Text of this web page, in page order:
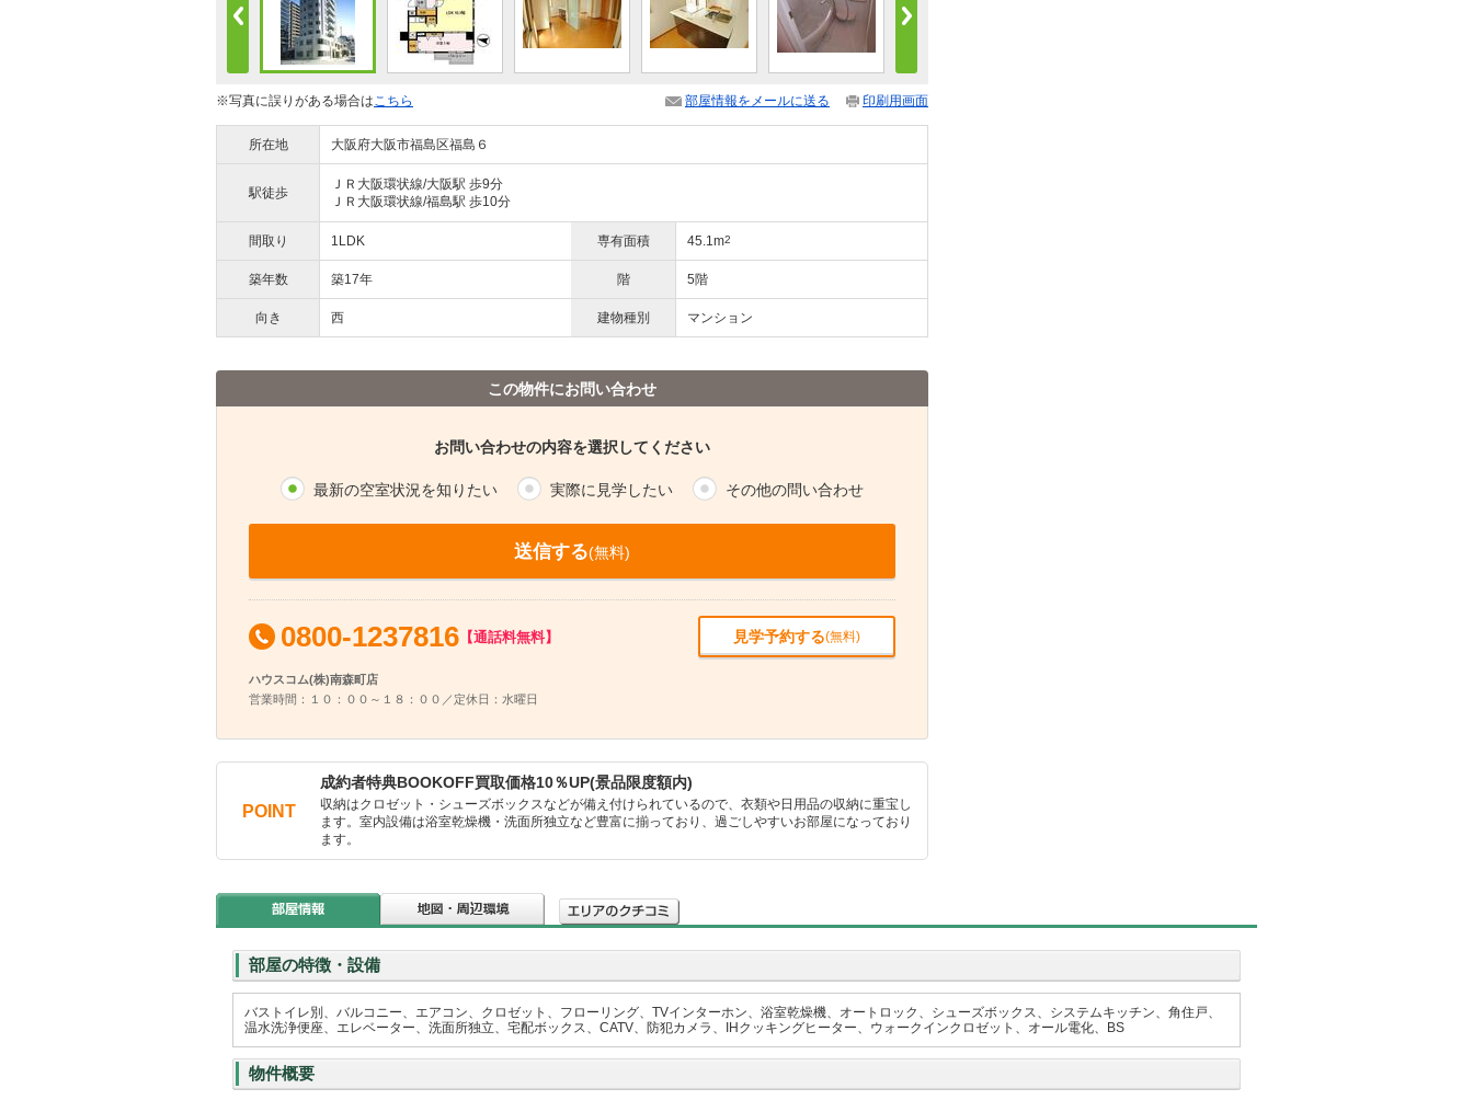
※写真に誤りがある場合はこちら 部屋情報をメールに送る 印刷用画面
所在地 大阪府大阪市福島区福島６
駅徒歩
ＪＲ大阪環状線/大阪駅 歩9分
ＪＲ大阪環状線/福島駅 歩10分
間取り 1LDK 専有面積 45.1m2
築年数 築17年 階 5階
向き 西 建物種別 マンション
この物件にお問い合わせ
お問い合わせの内容を選択してください
最新の空室状況を知りたい 実際に見学したい その他の問い合わせ
送信する(無料)
0800-1237816 【通話料無料】 見学予約する(無料)
ハウスコム(株)南森町店
営業時間：１０：００～１８：００／定休日：水曜日
POINT
成約者特典BOOKOFF買取価格10％UP(景品限度額内)
収納はクロゼット・シューズボックスなどが備え付けられているので、衣類や日用品の収納に重宝し
ます。室内設備は浴室乾燥機・洗面所独立など豊富に揃っており、過ごしやすいお部屋になっており
ます。
部屋の特徴・設備
バストイレ別、バルコニー、エアコン、クロゼット、フローリング、TVインターホン、浴室乾燥機、オートロック、シューズボックス、システムキッチン、角住戸、
温水洗浄便座、エレベーター、洗面所独立、宅配ボックス、CATV、防犯カメラ、IHクッキングヒーター、ウォークインクロゼット、オール電化、BS
物件概要